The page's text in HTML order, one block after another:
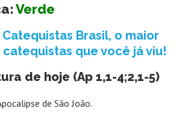
Verde
Brasil, o maior
que você já viu!
de hoje (Ap 1,1-4;2,1-5)
de São João.